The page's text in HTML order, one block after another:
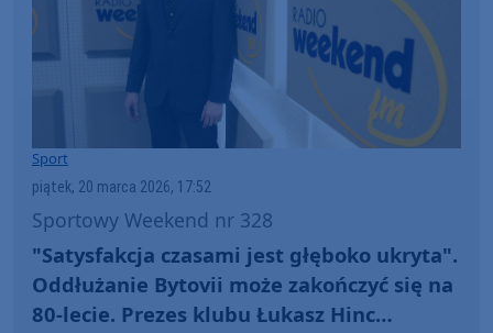
Sport
piątek, 20 marca 2026, 17:52
Sportowy Weekend nr 328
"Satysfakcja czasami jest głęboko ukryta".
Oddłużanie Bytovii może zakończyć się na
80-lecie. Prezes klubu Łukasz Hinc